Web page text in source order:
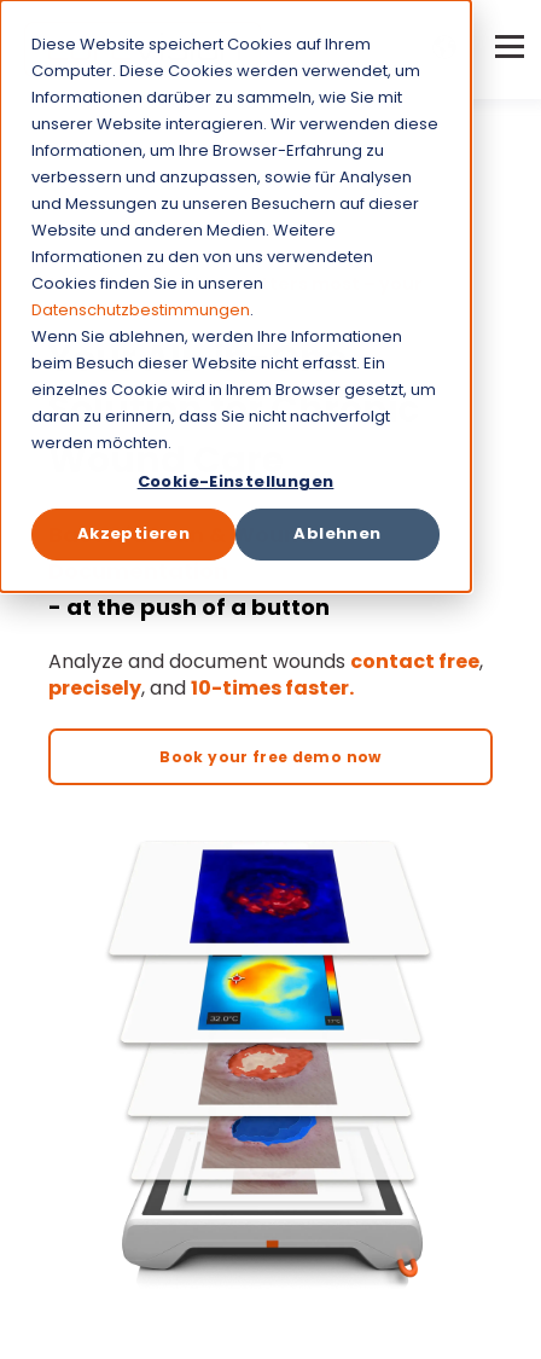
Diese Website speichert Cookies auf Ihrem
Computer. Diese Cookies werden verwendet, um
Informationen darüber zu sammeln, wie Sie mit
unserer Website interagieren. Wir verwenden diese
Informationen, um Ihre Browser-Erfahrung zu
verbessern und anzupassen, sowie für Analysen
und Messungen zu unseren Besuchern auf dieser
Website und anderen Medien. Weitere
Informationen zu den von uns verwendeten
Cookies finden Sie in unseren
Datenschutzbestimmungen.
Wenn Sie ablehnen, werden Ihre Informationen
beim Besuch dieser Website nicht erfasst. Ein
einzelnes Cookie wird in Ihrem Browser gesetzt, um
daran zu erinnern, dass Sie nicht nachverfolgt
werden möchten.
Cookie-Einstellungen
Akzeptieren Ablehnen
More time for what matters most – your
patients.
Your All-in-One
Solution for Chronic
Wound Care
BacteriaScan & Wound
- at the push of a button
Analyze and document wounds contact free,
precisely, and10-times faster.
Book your free demo now